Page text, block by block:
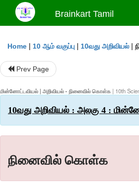
Brainkart Tamil
Home | 10 ஆம் வகுப்பு | 10வது அறிவியல் |
Prev Page
மின்னோட்டவியல் | அறிவியல் - நினைவில் கொள்க | 10th
10வது அறிவியல் : அலகு 4 :
நினைவில் கொள்க